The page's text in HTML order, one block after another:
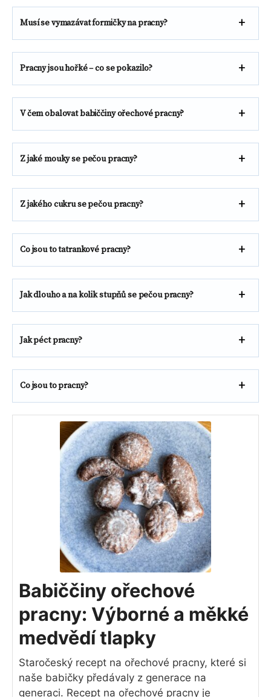
Musí se vymazávat formičky na pracny?
Pracny jsou hořké – co se pokazilo?
V čem obalovat babiččiny ořechové pracny?
Z jaké mouky se pečou pracny?
Z jakého cukru se pečou pracny?
Co jsou to tatrankové pracny?
Jak dlouho a na kolik stupňů se pečou pracny?
Jak péct pracny?
Co jsou to pracny?
Babiččiny ořechové
pracny: Výborné a měkké
medvědí tlapky
Staročeský recept na ořechové pracny, které si
naše babičky předávaly z generace na
generaci. Recept na ořechové pracny je